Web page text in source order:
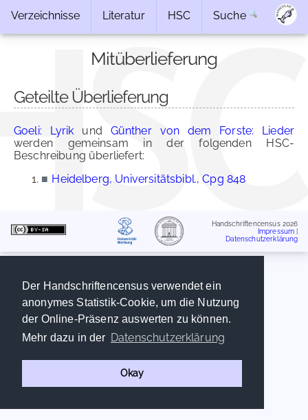
Der Handschriftencensus verwendet ein
anonymes Statistik-Cookie, um die Nutzung
der Online-Präsenz auswerten zu können.
Mehr dazu in der Datenschutzerklärung
Okay
Verzeichnisse Literatur HSC Suche
Mitüberlieferung
Geteilte Überlieferung
Goeli: Lyrik und Günther von dem Forste: Lieder
werden gemeinsam in der folgenden HSC-
Beschreibung überliefert:
■ Heidelberg, Universitätsbibl., Cpg 848
Handschriftencensus 2026
Impressum
Datenschutzerklärung